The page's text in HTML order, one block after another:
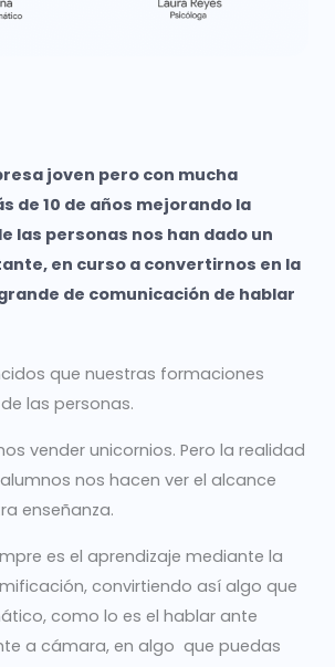
joven pero con mucha
de 10 de años mejorando la
las personas nos han dado un
en curso a convertirnos en la
de comunicación de hablar
que nuestras formaciones
las personas.
vender unicornios. Pero la realidad
nos hacen ver el alcance
enseñanza.
es el aprendizaje mediante la
convirtiendo así algo que
como lo es el hablar ante
a cámara, en algo que puedas